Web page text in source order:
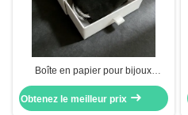
Boîte en papier pour bijoux
conçue pour bagues, colliers,
boucles d'oreilles avec fentes
Obtenez le meilleur prix